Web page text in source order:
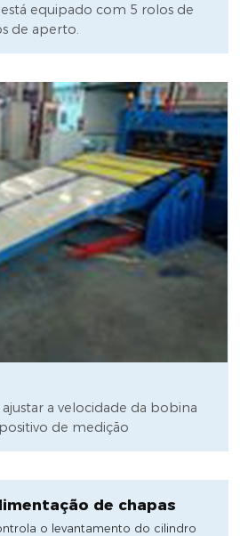
equipado com 5 rolos de
de aperto.
a velocidade da bobina
de medição
de chapas
o levantamento do cilindro